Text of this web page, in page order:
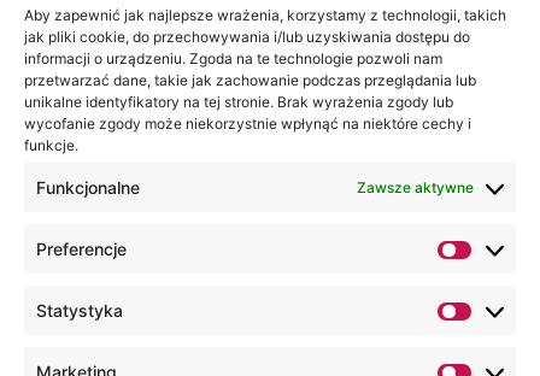
Aby zapewnić jak najlepsze wrażenia, korzystamy z technologii, takich
jak pliki cookie, do przechowywania i/lub uzyskiwania dostępu do
informacji o urządzeniu. Zgoda na te technologie pozwoli nam
przetwarzać dane, takie jak zachowanie podczas przeglądania lub
unikalne identyfikatory na tej stronie. Brak wyrażenia zgody lub
wycofanie zgody może niekorzystnie wpłynąć na niektóre cechy i
funkcje.
Funkcjonalne Zawsze aktywne
Preferencje
Statystyka
Marketing
Akademia
WSEI
ul.
Projektowa
4